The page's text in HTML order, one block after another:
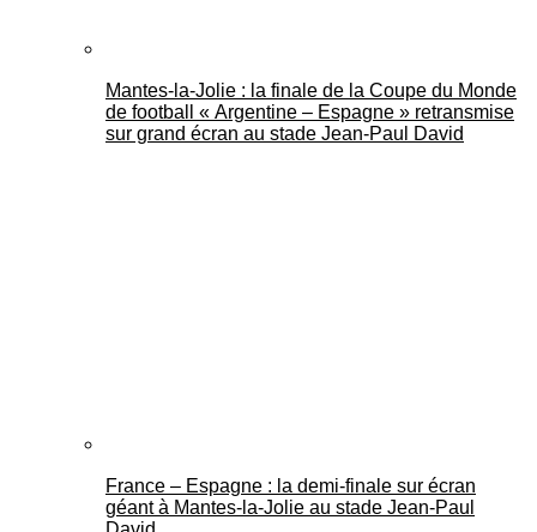
Mantes-la-Jolie : la finale de la Coupe du Monde
de football « Argentine – Espagne » retransmise
sur grand écran au stade Jean-Paul David
France – Espagne : la demi-finale sur écran
géant à Mantes-la-Jolie au stade Jean-Paul